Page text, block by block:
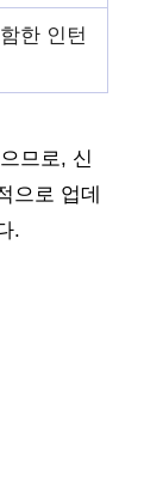
한 인턴
므로, 신
으로 업데
.